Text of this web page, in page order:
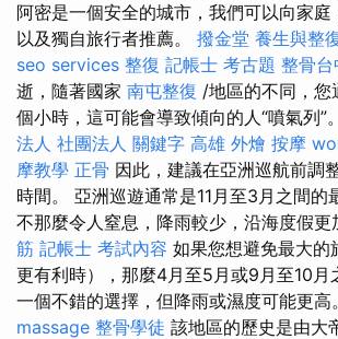
阿密是一個安全的城市，我們可以向家
以及獨自旅行者推薦。 撥金堂 養生與整
seo services 整復 記帳士 考古題 整骨台
逝，隨著國家 南屯整復 /地區的不同，
個小時，這可能會導致傾向的人“噴氣列”。
法人 社團法人 關鍵字 高雄 外燴 按摩
摩教學 正骨 因此，建議在亞洲巡航前調
時間。 亞洲巡遊通常是11月至3月之間的
不那麼令人窒息，降雨較少，沿海度假更
筋 記帳士 考試內容 如果您想避免最大的
更有利時），那麼4月至5月或9月至10月
一個不錯的選擇，但降雨或濕度可能更高
massage 整骨學徒 該地區的歷史是由大